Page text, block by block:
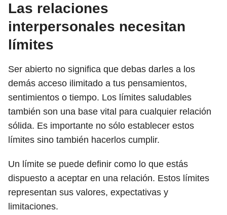
Las relaciones
interpersonales necesitan
límites
Ser abierto no significa que debas darles a los
demás acceso ilimitado a tus pensamientos,
sentimientos o tiempo. Los límites saludables
también son una base vital para cualquier relación
sólida. Es importante no sólo establecer estos
límites sino también hacerlos cumplir.
Un límite se puede definir como lo que estás
dispuesto a aceptar en una relación. Estos límites
representan sus valores, expectativas y
limitaciones.